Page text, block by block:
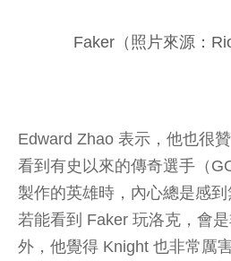
Faker（照片來源：
Edward Zhao 表示，他也很
看到有史以來的傳奇選手（
製作的英雄時，內心總是感
若能看到 Faker 玩洛克，會
外，他覺得 Knight 也非常厲